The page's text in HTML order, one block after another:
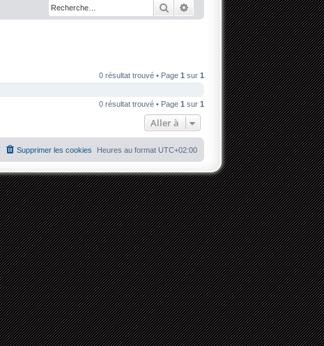
RechercherRecherche avancée
0 résultat trouvé • Page 1 sur 1
0 résultat trouvé • Page 1 sur 1
Aller à
Heures au format UTC+02:00
Supprimer les cookies